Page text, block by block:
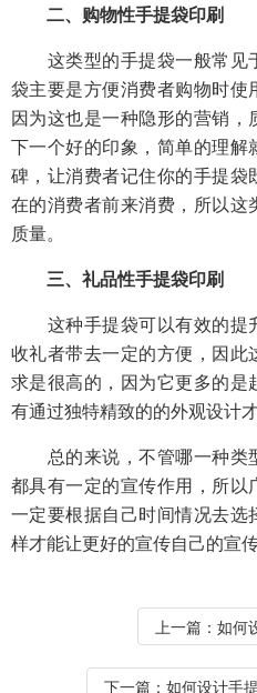
二、购物性手提袋印刷
这类型的手提袋一般常见
袋主要是方便消费者购物时使
因为这也是一种隐形的营销
下一个好的印象，简单的理解
碑，让消费者记住你的手提
在的消费者前来消费，所以
质量。
三、礼品性手提袋印刷
这种手提袋可以有效的提
收礼者带去一定的方便，因
求是很高的，因为它更多的是
有通过独特精致的的外观设计
总的来说，不管哪一种类
都具有一定的宣传作用，所
一定要根据自己时间情况去
样才能让更好的宣传自己的宣传
上一篇： 如何
下一篇： 如何设计手